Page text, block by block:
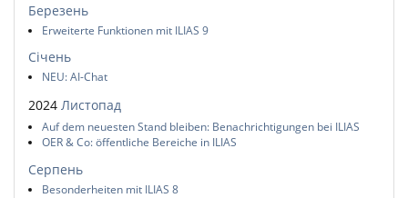
Березень
Erweiterte Funktionen mit ILIAS 9
Січень
NEU: AI-Chat
2024 Листопад
Auf dem neuesten Stand bleiben: Benachrichtigungen bei ILIAS
OER & Co: öffentliche Bereiche in ILIAS
Серпень
Besonderheiten mit ILIAS 8